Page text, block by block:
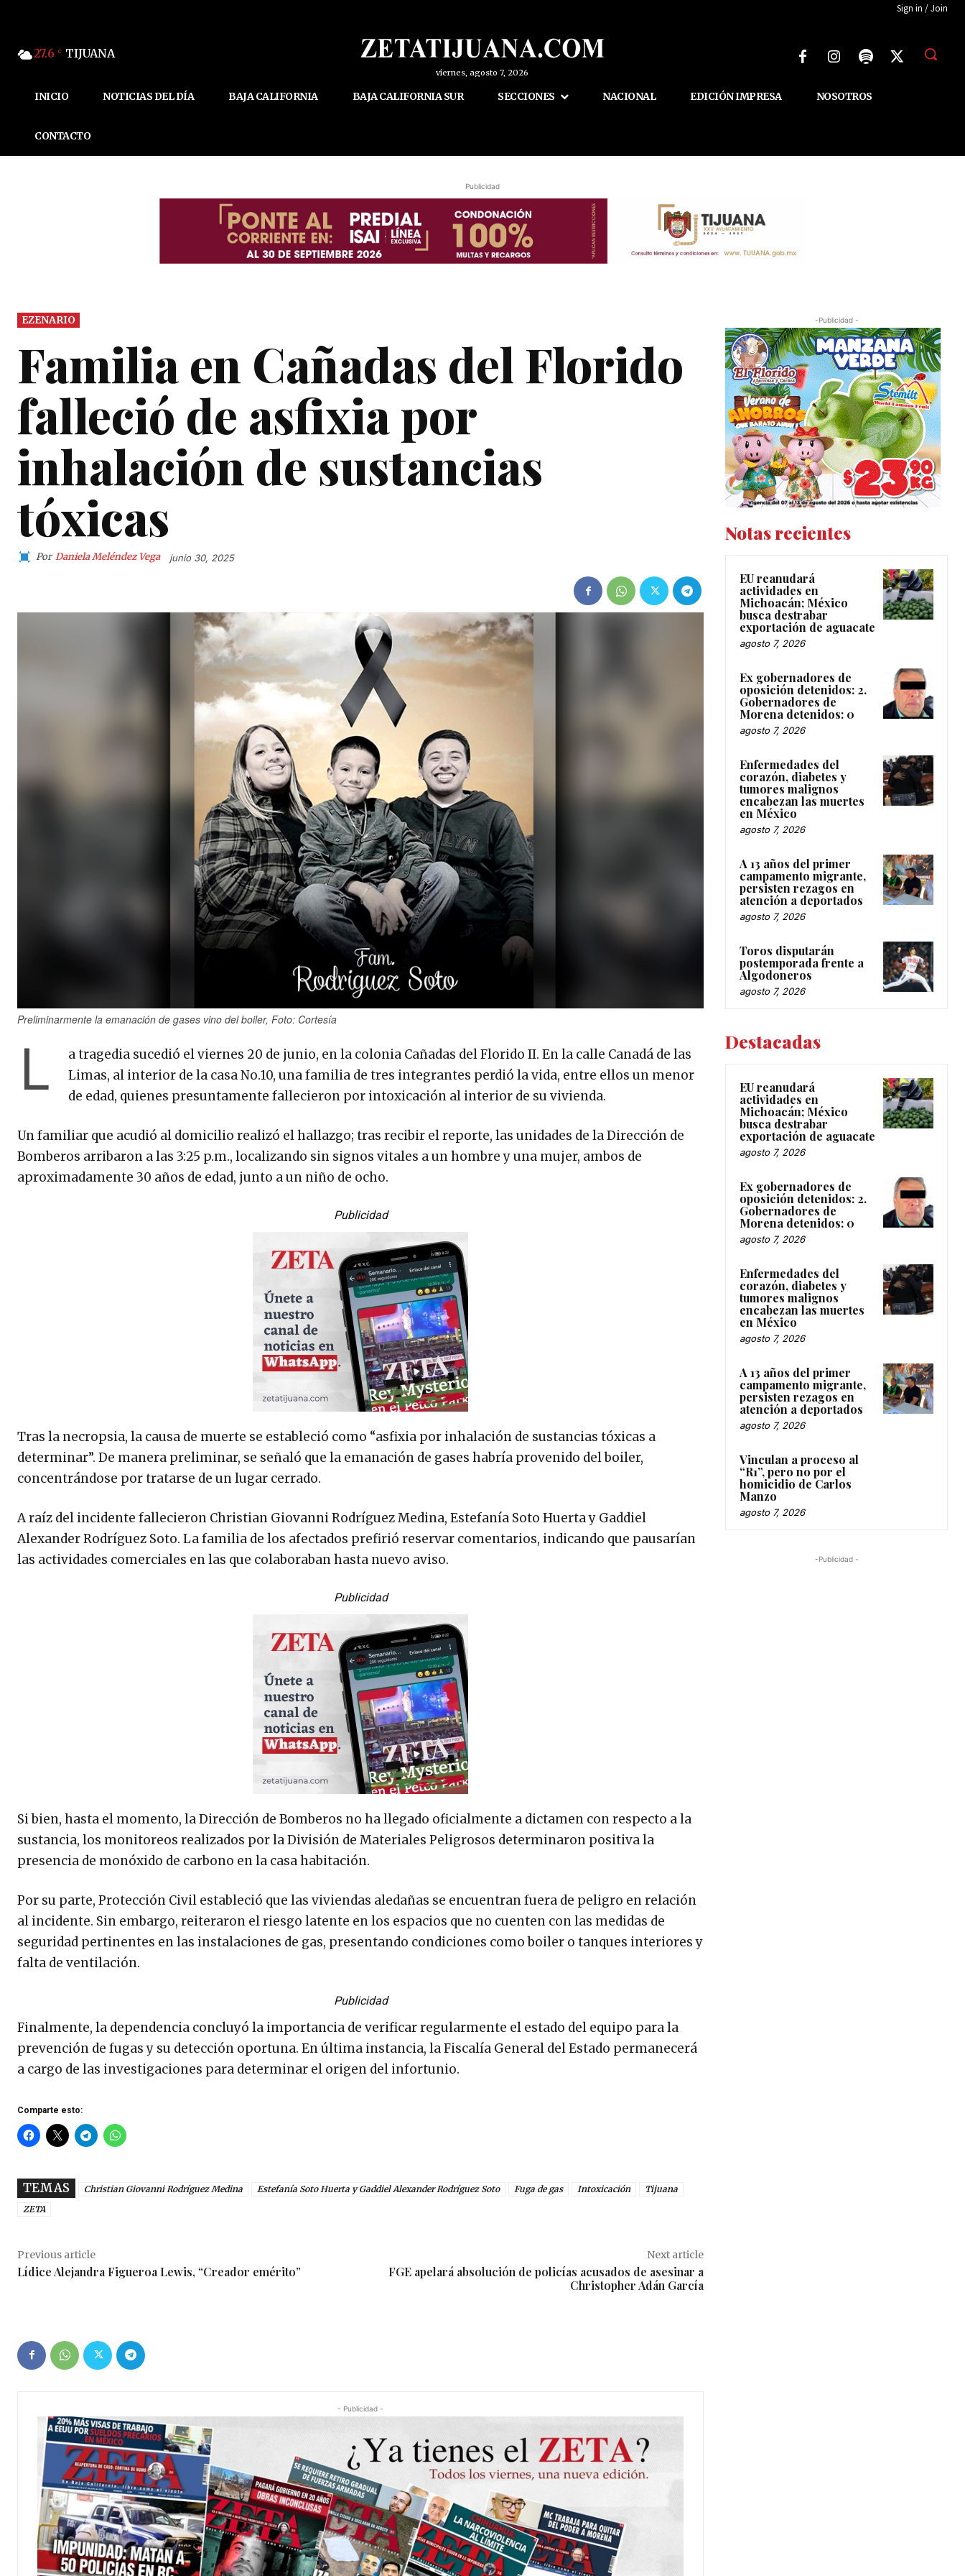
Sign in / Join
27.6 C TIJUANA
viernes, agosto 7, 2026
INICIO NOTICIAS DEL DÍA BAJA CALIFORNIA BAJA CALIFORNIA SUR SECCIONES NACIONAL EDICIÓN IMPRESA NOSOTROS
CONTACTO
Publicidad
EZENARIO
Familia en Cañadas del Florido
falleció de asfixia por
inhalación de sustancias
tóxicas
Por Daniela Meléndez Vega junio 30, 2025
Preliminarmente la emanación de gases vino del boiler, Foto: Cortesía
L
a tragedia sucedió el viernes 20 de junio, en la colonia Cañadas del Florido II. En la calle Canadá de las
Limas, al interior de la casa No.10, una familia de tres integrantes perdió la vida, entre ellos un menor
de edad, quienes presuntamente fallecieron por intoxicación al interior de su vivienda.
Un familiar que acudió al domicilio realizó el hallazgo; tras recibir el reporte, las unidades de la Dirección de
Bomberos arribaron a las 3:25 p.m., localizando sin signos vitales a un hombre y una mujer, ambos de
aproximadamente 30 años de edad, junto a un niño de ocho.
Publicidad
Tras la necropsia, la causa de muerte se estableció como “asfixia por inhalación de sustancias tóxicas a
determinar”. De manera preliminar, se señaló que la emanación de gases habría provenido del boiler,
concentrándose por tratarse de un lugar cerrado.
A raíz del incidente fallecieron Christian Giovanni Rodríguez Medina, Estefanía Soto Huerta y Gaddiel
Alexander Rodríguez Soto. La familia de los afectados prefirió reservar comentarios, indicando que pausarían
las actividades comerciales en las que colaboraban hasta nuevo aviso.
Publicidad
Si bien, hasta el momento, la Dirección de Bomberos no ha llegado oficialmente a dictamen con respecto a la
sustancia, los monitoreos realizados por la División de Materiales Peligrosos determinaron positiva la
presencia de monóxido de carbono en la casa habitación.
Por su parte, Protección Civil estableció que las viviendas aledañas se encuentran fuera de peligro en relación
al incidente. Sin embargo, reiteraron el riesgo latente en los espacios que no cuenten con las medidas de
seguridad pertinentes en las instalaciones de gas, presentando condiciones como boiler o tanques interiores y
falta de ventilación.
Publicidad
Finalmente, la dependencia concluyó la importancia de verificar regularmente el estado del equipo para la
prevención de fugas y su detección oportuna. En última instancia, la Fiscalía General del Estado permanecerá
a cargo de las investigaciones para determinar el origen del infortunio.
Comparte esto:
TEMAS Christian Giovanni Rodríguez Medina Estefanía Soto Huerta y Gaddiel Alexander Rodríguez Soto Fuga de gas Intoxicación
Tijuana
ZETA
Previous article
Lídice Alejandra Figueroa Lewis, “Creador emérito”
Next article
FGE apelará absolución de policías acusados de asesinar a
Christopher Adán García
- Publicidad -
-Publicidad -
Notas recientes
EU reanudará
actividades en
Michoacán; México
busca destrabar
exportación de aguacate
agosto 7, 2026
Ex gobernadores de
oposición detenidos: 2.
Gobernadores de
Morena detenidos: 0
agosto 7, 2026
Enfermedades del
corazón, diabetes y
tumores malignos
encabezan las muertes
en México
agosto 7, 2026
A 13 años del primer
campamento migrante,
persisten rezagos en
atención a deportados
agosto 7, 2026
Toros disputarán
postemporada frente a
Algodoneros
agosto 7, 2026
Destacadas
EU reanudará
actividades en
Michoacán; México
busca destrabar
exportación de aguacate
agosto 7, 2026
Ex gobernadores de
oposición detenidos: 2.
Gobernadores de
Morena detenidos: 0
agosto 7, 2026
Enfermedades del
corazón, diabetes y
tumores malignos
encabezan las muertes
en México
agosto 7, 2026
A 13 años del primer
campamento migrante,
persisten rezagos en
atención a deportados
agosto 7, 2026
Vinculan a proceso al
“R1”, pero no por el
homicidio de Carlos
Manzo
agosto 7, 2026
-Publicidad -